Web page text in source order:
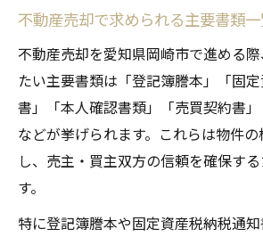
ング
岡崎市での不動産売却書類
不動産売却書類の準備期間
売却手続きに役立つ書類取得の
不動産売却書類を効率良く
岡崎市で不動産売却書類を
不動産売却書類を紛失した
不動産売却で求められる主要書類
不動産売却を愛知県岡崎市で進める
たい主要書類は「登記簿謄本」「固
書」「本人確認書類」「売買契約書」
などが挙げられます。これらは物件
し、売主・買主双方の信頼を確保す
す。
特に登記簿謄本や固定資産税納税通